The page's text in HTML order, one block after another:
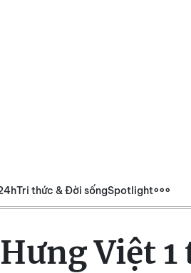
Tri thức & Đời sốngSpotlight
Việt